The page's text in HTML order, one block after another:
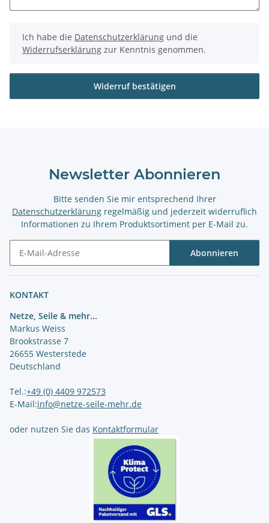
Ich habe die Datenschutzerklärung und die
Widerrufserklärung zur Kenntnis genommen.
Widerruf bestätigen
Newsletter Abonnieren
Bitte senden Sie mir entsprechend Ihrer
Datenschutzerklärung regelmäßig und jederzeit widerruflich
Informationen zu Ihrem Produktsortiment per E-Mail zu.
Abonnieren
KONTAKT
Netze, Seile & mehr...
Markus Weiss
Brookstrasse 7
26655 Westerstede
Deutschland
Tel.:+49 (0) 4409 972573
E-Mail:info@netze-seile-mehr.de
oder nutzen Sie das Kontaktformular